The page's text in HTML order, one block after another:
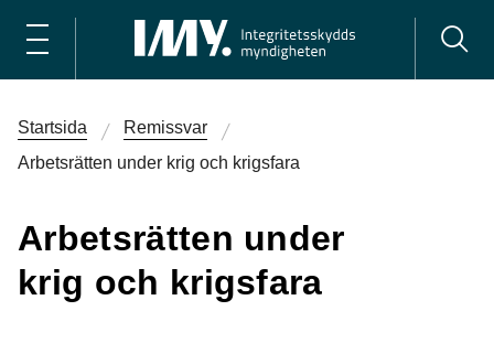
Startsida
Remissvar
Arbetsrätten under krig och krigsfara
Arbetsrätten under
krig och krigsfara